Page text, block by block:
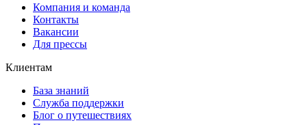
Компания и команда
Контакты
Вакансии
Для прессы
Клиентам
База знаний
Служба поддержки
Блог о путешествиях